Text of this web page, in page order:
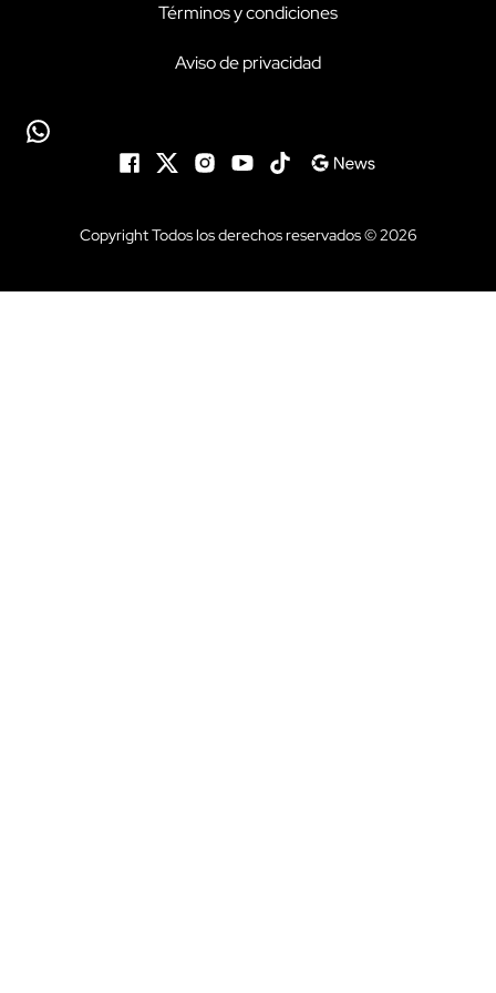
Términos y condiciones
Aviso de privacidad
Copyright Todos los derechos reservados © 2026